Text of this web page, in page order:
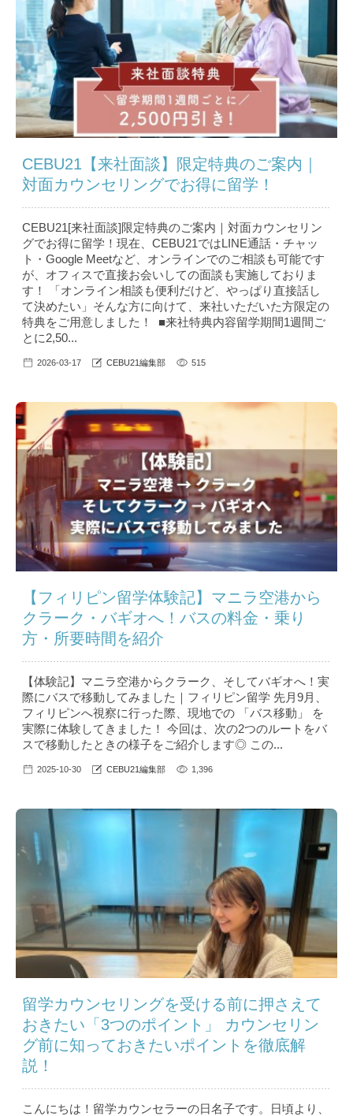
CEBU21【来社面談】限定特典のご案内｜
対面カウンセリングでお得に留学！
CEBU21[来社面談]限定特典のご案内｜対面カウンセリン
グでお得に留学！現在、CEBU21ではLINE通話・チャッ
ト・Google Meetなど、オンラインでのご相談も可能です
が、オフィスで直接お会いしての面談も実施しておりま
す！ 「オンライン相談も便利だけど、やっぱり直接話し
て決めたい」そんな方に向けて、来社いただいた方限定の
特典をご用意しました！ ■来社特典内容留学期間1週間ご
とに2,50...
2026-03-17 CEBU21編集部 515
【フィリピン留学体験記】マニラ空港から
クラーク・バギオへ！バスの料金・乗り
方・所要時間を紹介
【体験記】マニラ空港からクラーク、そしてバギオへ！実
際にバスで移動してみました｜フィリピン留学 先月9月、
フィリピンへ視察に行った際、現地での 「バス移動」 を
実際に体験してきました！ 今回は、次の2つのルートをバ
スで移動したときの様子をご紹介します◎ この...
2025-10-30 CEBU21編集部 1,396
留学カウンセリングを受ける前に押さえて
おきたい「3つのポイント」 カウンセリン
グ前に知っておきたいポイントを徹底解
説！
こんにちは！留学カウンセラーの日名子です。日頃より、